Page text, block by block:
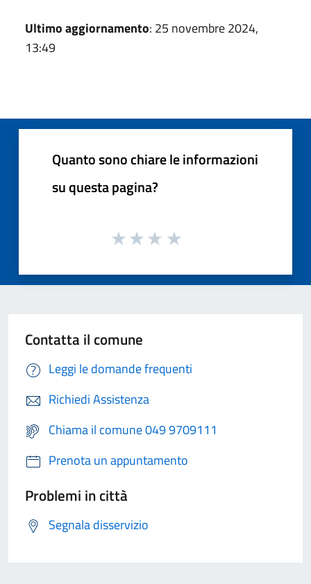
Ultimo aggiornamento: 25 novembre 2024,
13:49
Quanto sono chiare le informazioni
su questa pagina?
Contatta il comune
Leggi le domande frequenti
Richiedi Assistenza
Chiama il comune 049 9709111
Prenota un appuntamento
Problemi in città
Segnala disservizio